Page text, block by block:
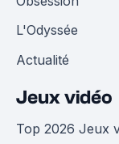
L'Odyssée
Actualité
Jeux vidéo
Top 2026 Jeux